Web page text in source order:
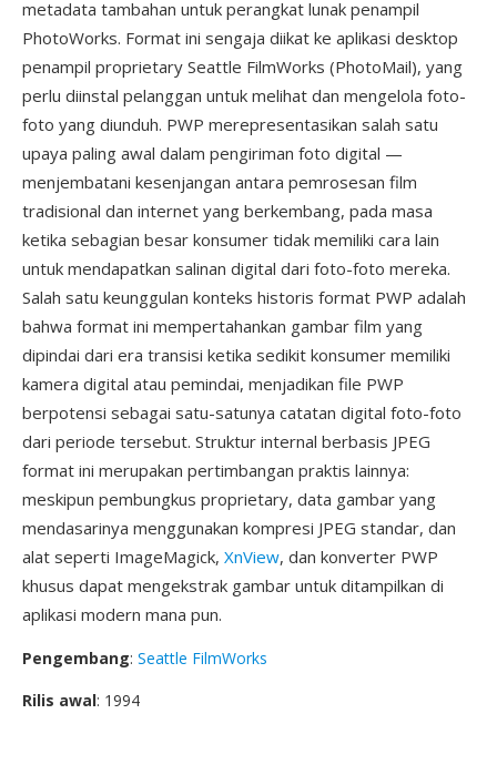
metadata tambahan untuk perangkat lunak penampil
PhotoWorks. Format ini sengaja diikat ke aplikasi desktop
penampil proprietary Seattle FilmWorks (PhotoMail), yang
perlu diinstal pelanggan untuk melihat dan mengelola foto-
foto yang diunduh. PWP merepresentasikan salah satu
upaya paling awal dalam pengiriman foto digital —
menjembatani kesenjangan antara pemrosesan film
tradisional dan internet yang berkembang, pada masa
ketika sebagian besar konsumer tidak memiliki cara lain
untuk mendapatkan salinan digital dari foto-foto mereka.
Salah satu keunggulan konteks historis format PWP adalah
bahwa format ini mempertahankan gambar film yang
dipindai dari era transisi ketika sedikit konsumer memiliki
kamera digital atau pemindai, menjadikan file PWP
berpotensi sebagai satu-satunya catatan digital foto-foto
dari periode tersebut. Struktur internal berbasis JPEG
format ini merupakan pertimbangan praktis lainnya:
meskipun pembungkus proprietary, data gambar yang
mendasarinya menggunakan kompresi JPEG standar, dan
alat seperti ImageMagick, XnView, dan konverter PWP
khusus dapat mengekstrak gambar untuk ditampilkan di
aplikasi modern mana pun.
Pengembang: Seattle FilmWorks
Rilis awal: 1994